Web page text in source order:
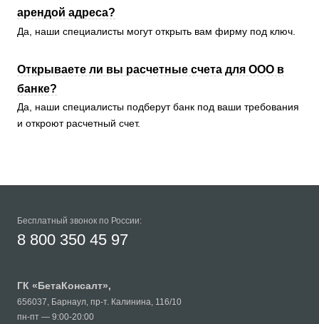
арендой адреса?
Да, наши специалисты могут открыть вам фирму под ключ.
Открываете ли вы расчетные счета для ООО в
банке?
Да, наши специалисты подберут банк под ваши требования
и откроют расчетный счет.
Бесплатный звонок по России:
8 800 350 45 97
ГК «БетаКонсалт»,
656037, Барнаул, пр-т. Калинина, 116/10
пн-пт — 9:00-20:00